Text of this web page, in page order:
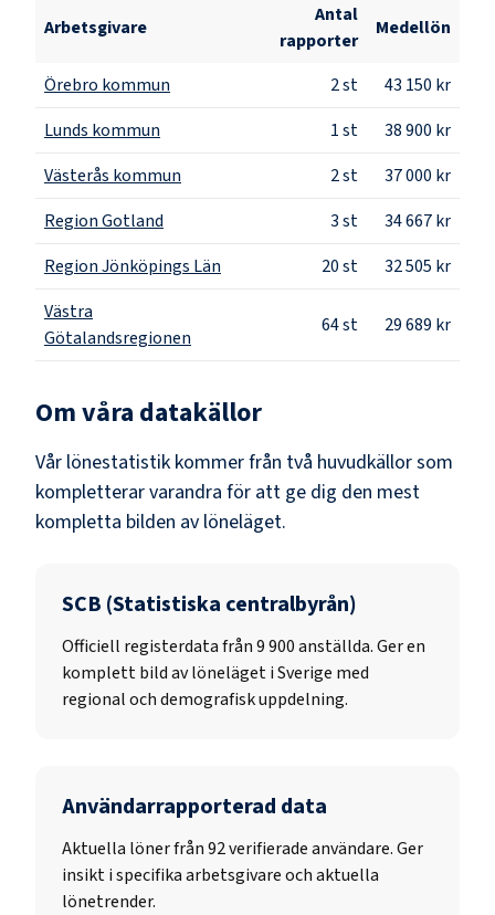
Arbetsgivare
Antal
rapporter
Medellön
Örebro kommun 2st
43 150 kr
Lunds kommun
1st
38 900 kr
Västerås kommun
2st
37 000 kr
Region Gotland
3st
34 667 kr
Region Jönköpings Län
20st
32 505 kr
Västra
Götalandsregionen
64st 29 689 kr
Om våra datakällor
Vår lönestatistik kommer från två huvudkällor som
kompletterar varandra för att ge dig den mest
kompletta bilden av löneläget.
SCB (Statistiska centralbyrån)
Officiell registerdata från9 900anställda. Ger en
komplett bild av löneläget i Sverige med
regional och demografisk uppdelning.
Användarrapporterad data
Aktuella löner från 92 verifierade användare. Ger
insikt i specifika arbetsgivare och aktuella
lönetrender.